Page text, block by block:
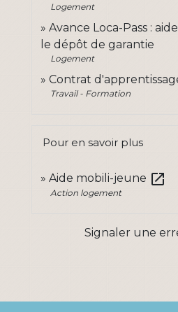
Logement
Avance Loca-Pass :
le dépôt de garantie
Logement
Contrat
Travail - Formation
Pour en savoir plus
Aide mobili-jeune open_in_new
Action logement
Signaler une